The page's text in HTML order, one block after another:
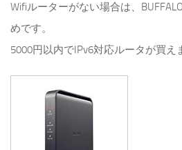
Wifiルーターがない場合は、
めです。
5000円以内でIPv6対応ルータが買え